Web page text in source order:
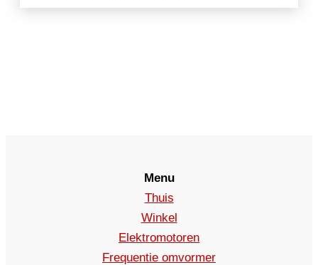
Menu
Thuis
Winkel
Elektromotoren
Frequentie omvormer